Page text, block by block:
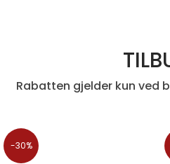
Rabatten gjelder kun ved
-30%